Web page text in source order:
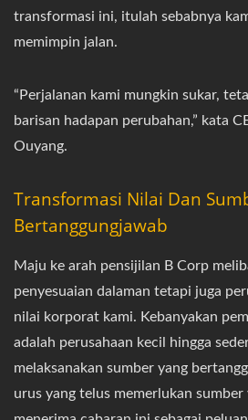
transformasi ini, itulah sebabnya
memimpin jalan.
“Perjalanan kami mungkin sukar,
barisan hadapan perubahan,” kata
Ouyang.
Transformasi Nilai Dan
Bertanggungjawab
Maju ke arah pensijilan B Corp
penyesuaian dalaman tetapi juga
nilai korporat kami. Kebanyakan
adalah perusahaan kecil hingga
melaksanakan sumber yang
urus yang telus memerlukan sumber